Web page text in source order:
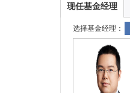
现任基金经理
选择基金经理：